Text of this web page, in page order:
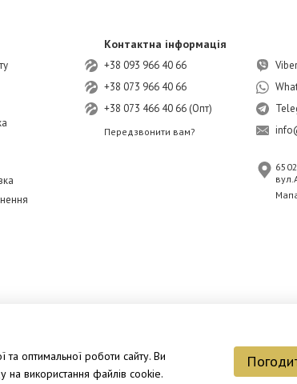
Контактна інформація
+38 093 966 40 66
+38 073 966 40 66
+38 073 466 40 66 (Опт)
Передзвонити вам?
Viber
оптимальної роботи сайту. Ви
на використання файлів cookie.